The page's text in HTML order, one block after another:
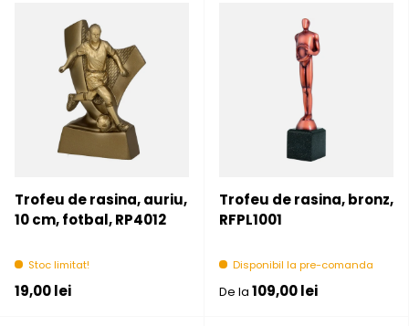
Trofeu de rasina, auriu,
10 cm, fotbal, RP4012
Stoc limitat!
Pret initial
19,00 lei
Trofeu de rasina, bronz,
RFPL1001
Disponibil la pre-comanda
Pret initial
De la 109,00 lei